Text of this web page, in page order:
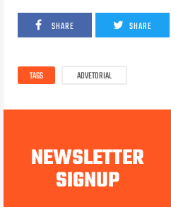
SHARE SHARE
TAGS ADVETORIAL
NEWSLETTER
SIGNUP